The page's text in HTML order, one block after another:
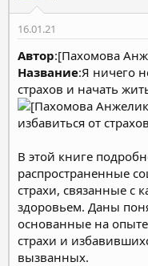
м
ы
а
а
16.01.21
Автор:[Пахомова
Название:Я ничего
страхов и начать
В этой книге
распространенные
страхи, связанные с
здоровьем. Даны
основанные на
страхи и
вызванных.